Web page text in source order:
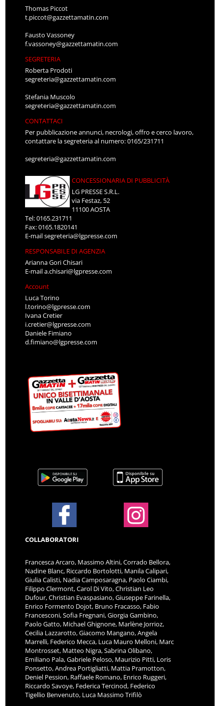
Thomas Piccot
t.piccot@gazzettamatin.com
Fausto Vassoney
f.vassoney@gazzettamatin.com
SEGRETERIA
Roberta Prodoti
segreteria@gazzettamatin.com
Stefania Muscolo
segreteria@gazzettamatin.com
CONTATTACI
Per pubblicazione annunci, necrologi, offro e cerco lavoro,
contattare la segreteria al numero: 0165/231711
segreteria@gazzettamatin.com
CONCESSIONARIA DI PUBBLICITÀ
LG PRESSE S.R.L.
via Festaz, 52
11100 AOSTA
Tel: 0165.231711
Fax: 0165.1820141
E-mailsegreteria@lgpresse.com
RESPONSABILE DI AGENZIA
Arianna Gori Chisari
E-maila.chisari@lgpresse.com
Account
Luca Torino
l.torino@lgpresse.com
Ivana Cretier
i.cretier@lgpresse.com
Daniele Fimiano
d.fimiano@lgpresse.com
COLLABORATORI
Francesca Arcaro, Massimo Altini, Corrado Bellora,
Nadine Blanc, Riccardo Bortolotti, Manila Calipari,
Giulia Calisti, Nadia Camposaragna, Paolo Ciambi,
Filippo Clermont, Carol Di Vito, Christian Leo
Dufour, Christian Evaspasiano, Giuseppe Farinella,
Enrico Formento Dojot, Bruno Fracasso, Fabio
Francesconi, Sofia Fregnani, Giorgia Gambino,
Paolo Gatto, Michael Ghignone, Marlène Jorrioz,
Cecilia Lazzarotto, Giacomo Mangano, Angela
Marrelli, Federico Mecca, Luca Mauro Melloni, Marc
Montrosset, Matteo Nigra, Sabrina Olibano,
Emiliano Pala, Gabriele Peloso, Maurizio Pitti, Loris
Ponsetto, Andrea Portigliatti, Mattia Pramotton,
Deniel Pession, Raffaele Romano, Enrico Ruggeri,
Riccardo Savoye, Federica Tercinod, Federico
Tigellio Benvenuto, Luca Massimo Trifilò